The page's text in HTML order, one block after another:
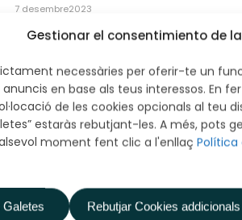
Gestionar el consentimiento de
necessàries per oferir-te un
en base als teus interessos. En
de les cookies opcionals al teu
estaràs rebutjant-les. A més, pots
moment fent clic a l'enllaç Política
Rebutjar Cookies addicionals
7 desembre2023